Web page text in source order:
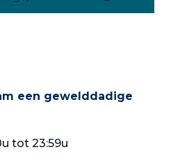
een gewelddadige
tot 23:59u